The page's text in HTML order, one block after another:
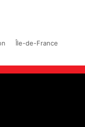
Île-de-France